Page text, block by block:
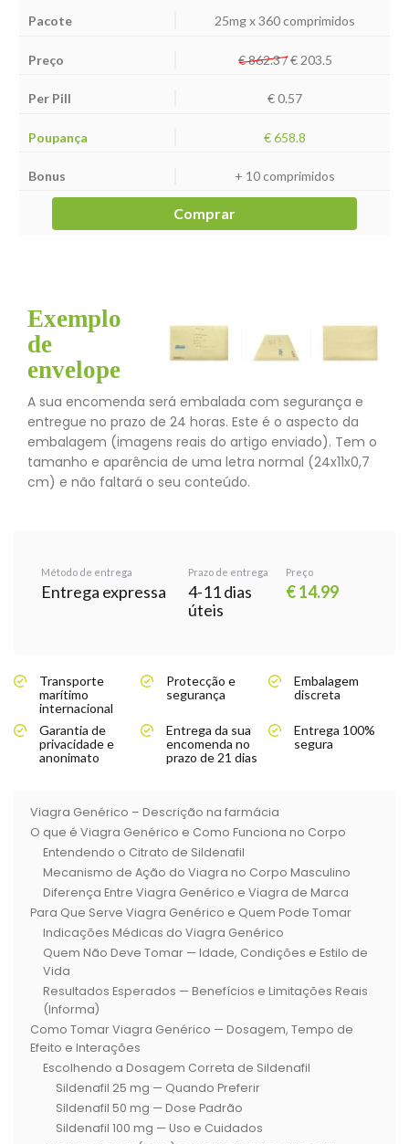
25mg x 360 comprimidos
€ 862.3 /€ 203.5
€ 0.57
€ 658.8
+ 10 comprimidos
Comprar
Exemplo
de
envelope
A sua encomenda será embalada com segurança e
entregue no prazo de 24 horas. Este é o aspecto da
embalagem (imagens reais do artigo enviado). Tem o
tamanho e aparência de uma letra normal (24x11x0,7
cm) e não faltará o seu conteúdo.
Método de entrega
Entrega expressa
Prazo de entrega
4-11 dias
úteis
Preço
€ 14.99
Transporte
marítimo
internacional
Protecção e
segurança
Embalagem
discreta
Garantia de
privacidade e
anonimato
Entrega da sua
encomenda no
prazo de 21 dias
Entrega 100%
segura
Viagra Genérico – Descrição na farmácia
O que é Viagra Genérico e Como Funciona no Corpo
Entendendo o Citrato de Sildenafil
Mecanismo de Ação do Viagra no Corpo Masculino
Diferença Entre Viagra Genérico e Viagra de Marca
Para Que Serve Viagra Genérico e Quem Pode Tomar
Indicações Médicas do Viagra Genérico
Quem Não Deve Tomar — Idade, Condições e Estilo de
Vida
Resultados Esperados — Benefícios e Limitações Reais
(Informa)
Como Tomar Viagra Genérico — Dosagem, Tempo de
Efeito e Interações
Escolhendo a Dosagem Correta de Sildenafil
Sildenafil 25 mg — Quando Preferir
Sildenafil 50 mg — Dose Padrão
Sildenafil 100 mg — Uso e Cuidados